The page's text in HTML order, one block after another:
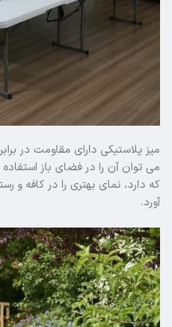
میز پلاستیکی دارای مقاومت در
می توان آن را در فضای باز
که دارد، نمای بهتری را در کافه
آورد.